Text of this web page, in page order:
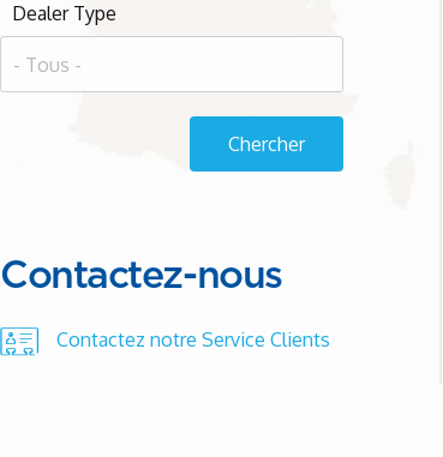
Dealer Type
Contactez-nous
Contactez notre Service Clients